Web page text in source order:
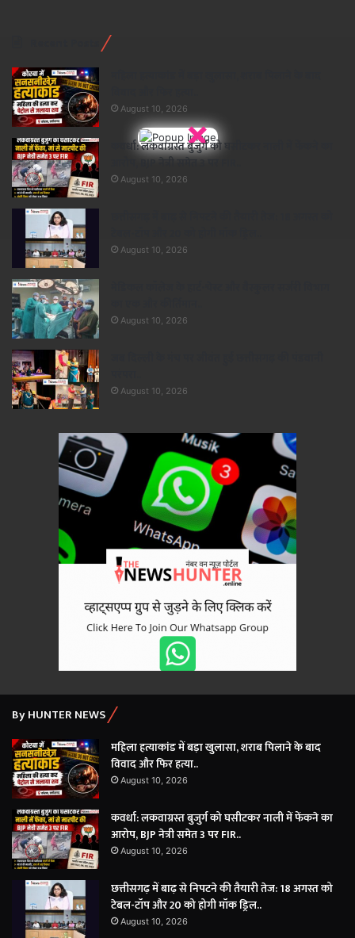
×
August 10, 2026
कवर्धा: लकवाग्रस्त बुजुर्ग को घसीटकर नाली में फेंकने का
आरोप, BJP नेत्री समेत 3 पर FIR..
August 10, 2026
August 10, 2026
August 10, 2026
August 10, 2026
By HUNTER NEWS
महिला हत्याकांड में बड़ा खुलासा, शराब पिलाने के बाद
विवाद और फिर हत्या..
August 10, 2026
कवर्धा: लकवाग्रस्त बुजुर्ग को घसीटकर नाली में फेंकने का
आरोप, BJP नेत्री समेत 3 पर FIR..
August 10, 2026
छत्तीसगढ़ में बाढ़ से निपटने की तैयारी तेज: 18 अगस्त को
टेबल-टॉप और 20 को होगी मॉक ड्रिल..
August 10, 2026